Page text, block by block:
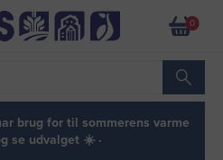
0
brug for til sommerens varme
se udvalget ☀️ ·